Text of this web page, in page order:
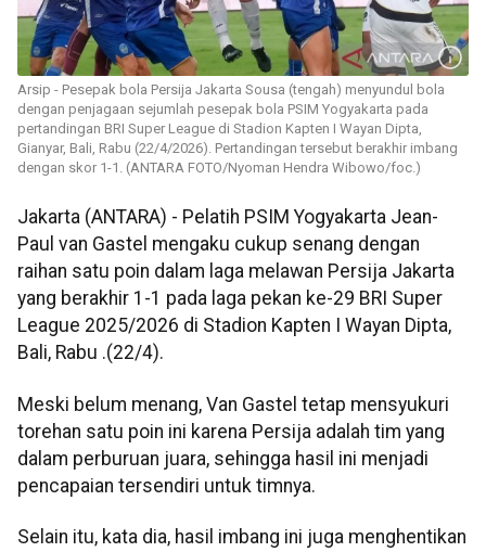
Arsip - Pesepak bola Persija Jakarta Sousa (tengah) menyundul bola
dengan penjagaan sejumlah pesepak bola PSIM Yogyakarta pada
pertandingan BRI Super League di Stadion Kapten I Wayan Dipta,
Gianyar, Bali, Rabu (22/4/2026). Pertandingan tersebut berakhir imbang
dengan skor 1-1. (ANTARA FOTO/Nyoman Hendra Wibowo/foc.)
Jakarta (ANTARA) - Pelatih PSIM Yogyakarta Jean-
Paul van Gastel mengaku cukup senang dengan
raihan satu poin dalam laga melawan Persija Jakarta
yang berakhir 1-1 pada laga pekan ke-29 BRI Super
League 2025/2026 di Stadion Kapten I Wayan Dipta,
Bali, Rabu .(22/4).
Meski belum menang, Van Gastel tetap mensyukuri
torehan satu poin ini karena Persija adalah tim yang
dalam perburuan juara, sehingga hasil ini menjadi
pencapaian tersendiri untuk timnya.
Selain itu, kata dia, hasil imbang ini juga menghentikan